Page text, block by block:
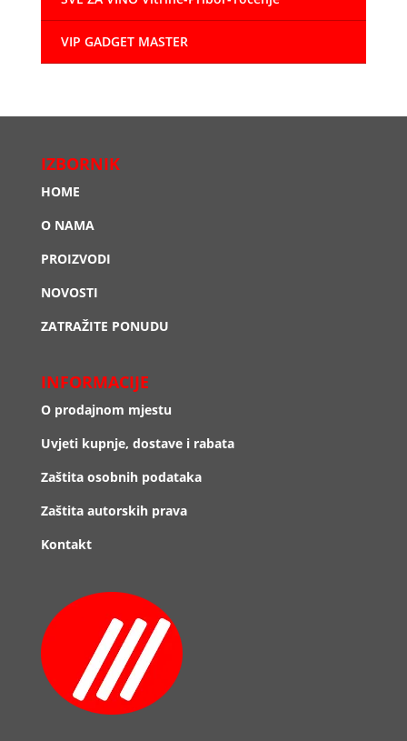
VIP GADGET MASTER
IZBORNIK
HOME
O NAMA
PROIZVODI
NOVOSTI
ZATRAŽITE PONUDU
INFORMACIJE
O prodajnom mjestu
Uvjeti kupnje, dostave i rabata
Zaštita osobnih podataka
Zaštita autorskih prava
Kontakt